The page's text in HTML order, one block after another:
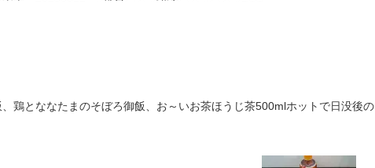
鶏とななたまのそぼろ御飯、お～いお茶ほうじ茶500mlホットで日没後の